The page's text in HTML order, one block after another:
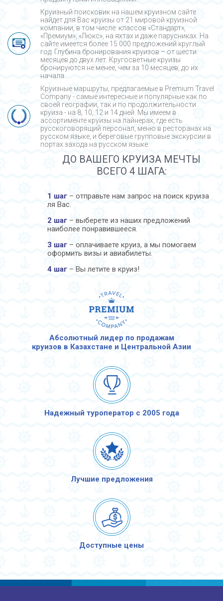
Круизный поисковик на нашем круизном сайте
найдет для Вас круизы от 21 мировой круизной
компании, в том числе: классов «Стандарт»,
«Премиум», «Люкс», на яхтах и даже парусниках. На
сайте имеется более 15 000 предложений круглый
год. Глубина бронирования круизов – от шести
месяцев до двух лет. Кругосветные круизы
бронируются не менее, чем за 10 месяцев, до их
начала.
Круизные маршруты, предлагаемые в Premium Travel
Company - cамые интересные и популярные как по
своей географии, так и по продолжительности
круиза - на 8, 10, 12 и 14 дней. Мы имеем в
ассортименте круизы на лайнерах, где есть
русскоговорящий персонал, меню в ресторанах на
русском языке, и береговые групповые экскурсии в
портах захода на русском языке.
ДО ВАШЕГО КРУИЗА МЕЧТЫ
ВСЕГО 4 ШАГА:
1 шаг – отправьте нам запрос на поиск круиза
ля Вас.
2 шаг – выберете из наших предложений
наиболее понравившееся.
3 шаг – оплачиваете круиз, а мы помогаем
оформить визы и авиабилеты.
4 шаг – Вы летите в круиз!
Абсолютный лидер по продажам
круизов в Казахстане и Центральной Азии
Надежный туроператор с 2005 года
Лучшие предложения
Доступные цены